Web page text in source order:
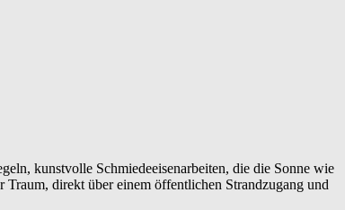
kunstvolle Schmiedeeisenarbeiten, die die Sonne wie
direkt über einem öffentlichen Strandzugang und